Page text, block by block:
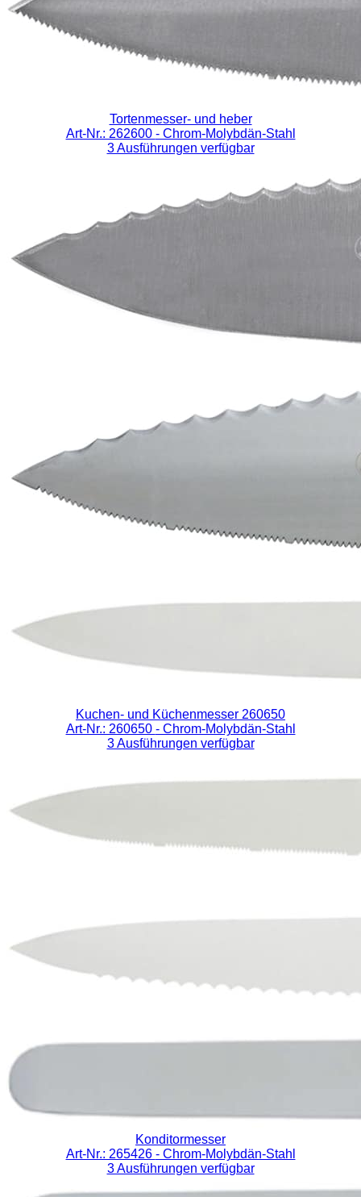
Tortenmesser- und heber
Art-Nr.: 262600 - Chrom-Molybdän-Stahl
3 Ausführungen verfügbar
Kuchen- und Küchenmesser 260650
Art-Nr.: 260650 - Chrom-Molybdän-Stahl
3 Ausführungen verfügbar
Konditormesser
Art-Nr.: 265426 - Chrom-Molybdän-Stahl
3 Ausführungen verfügbar